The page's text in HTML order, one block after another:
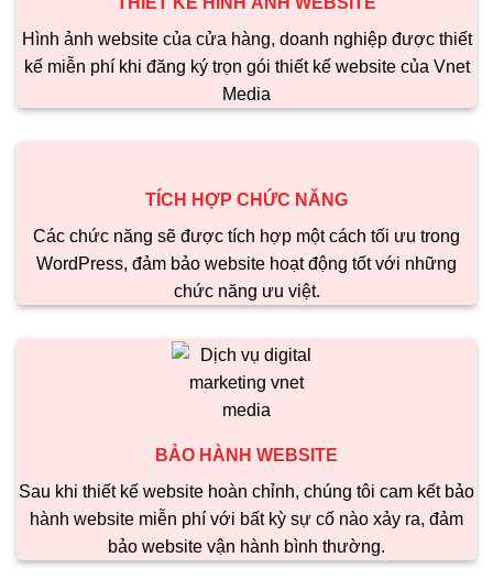
Hình ảnh website của cửa hàng, doanh nghiệp được thiết
kế miễn phí khi đăng ký trọn gói thiết kế website của Vnet
Media
TÍCH HỢP CHỨC NĂNG
Các chức năng sẽ được tích hợp một cách tối ưu trong
WordPress, đảm bảo website hoạt động tốt với những
chức năng ưu việt.
BẢO HÀNH WEBSITE
Sau khi thiết kế website hoàn chỉnh, chúng tôi cam kết bảo
hành website miễn phí với bất kỳ sự cố nào xảy ra, đảm
bảo website vận hành bình thường.